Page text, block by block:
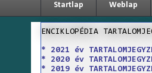
Startlap Weblap
ENCIKLOPÉDIA
* 2021 év
* 2020 év
* 2019 év